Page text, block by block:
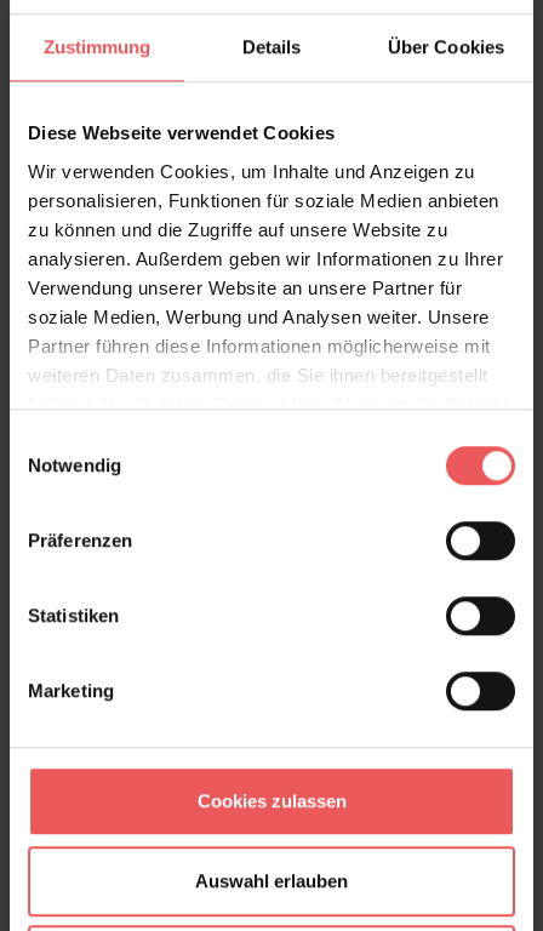
Zustimmung Details Über Cookies
Diese Webseite verwendet Cookies
Wir verwenden Cookies, um Inhalte und Anzeigen zu
personalisieren, Funktionen für soziale Medien anbieten
zu können und die Zugriffe auf unsere Website zu
analysieren. Außerdem geben wir Informationen zu Ihrer
Verwendung unserer Website an unsere Partner für
soziale Medien, Werbung und Analysen weiter. Unsere
Partner führen diese Informationen möglicherweise mit
weiteren Daten zusammen, die Sie ihnen bereitgestellt
haben oder die sie im Rahmen Ihrer Nutzung der Dienste
Notwendig
Präferenzen
Statistiken
Marketing
Cookies zulassen
Auswahl erlauben
FAQ Teilen!
Sie haben Fragen zum Produkt?
Frage stellen
+49 (0)221 932 81 82